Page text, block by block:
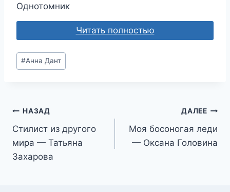
Однотомник
Читать полностью
Метки
записи:
#Анна Дант
Навигация
по
записям
НАЗАД
Стилист из другого
мира — Татьяна
Захарова
ДАЛЕЕ
Моя босоногая леди
— Оксана Головина